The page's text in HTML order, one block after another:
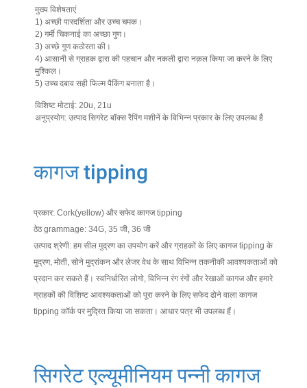
मुख्य विशेषताएं
1) अच्छी पारदर्शिता और उच्च चमक।
2) गर्मी चिकनाई का अच्छा गुण।
3) अच्छे गुण कठोरता की।
4) आसानी से ग्राहक द्वारा की पहचान और नकली द्वारा नक़ल किया जा करने के लिए
मुश्किल।
5) उच्च दबाव सही फिल्म पैकिंग बनाता है।
विशिष्ट मोटाई: 20u, 21u
अनुप्रयोग: उत्पाद सिगरेट बॉक्स रैपिंग मशीनें के विभिन्न प्रकार के लिए उपलब्ध है
कागज tipping
प्रकार: Cork(yellow) और सफेद कागज tipping
ठेठ grammage: 34G, 35 जी, 36 जी
उत्पाद श्रेणी: हम सील मुद्रण का उपयोग करें और ग्राहकों के लिए कागज tipping के
मुद्रण, मोती, सोने मुद्रांकन और लेजर वेध के साथ विभिन्न तकनीकी आवश्यकताओं को
प्रदान कर सकते हैं। स्वनिर्धारित लोगो, विभिन्न रंग रंगों और रेखाओं कागज और हमारे
ग्राहकों की विशिष्ट आवश्यकताओं को पूरा करने के लिए सफेद ढोने वाला कागज
tipping कॉर्क पर मुद्रित किया जा सकता। आधार पत्र भी उपलब्ध हैं।
सिगरेट एल्यूमीनियम पन्नी कागज